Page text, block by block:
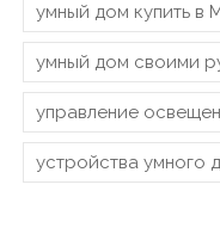
умный дом купить в
умный дом своими
управление
устройства умного